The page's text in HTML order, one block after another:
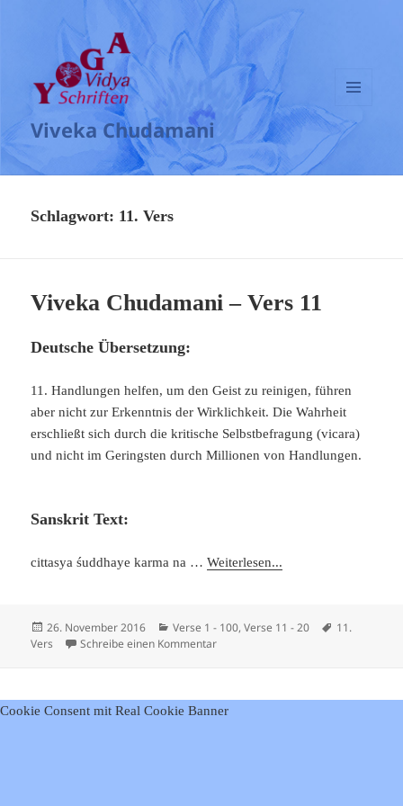
Viveka Chudamani
UND
WIDGETS
Schlagwort: 11. Vers
Viveka Chudamani – Vers 11
Deutsche Übersetzung:
11. Handlungen helfen, um den Geist zu reinigen, führen
aber nicht zur Erkenntnis der Wirklichkeit. Die Wahrheit
erschließt sich durch die kritische Selbstbefragung (vicara)
und nicht im Geringsten durch Millionen von Handlungen.
Sanskrit Text:
cittasya śuddhaye karma na …Weiterlesen...
Veröffentlicht
am
26. November 2016 Kategorien
Verse 1 - 100,Verse 11 - 20 Schlagwörter
11.
Vers
Schreibe einen Kommentarzu Viveka Chudamani – Vers 11
Cookie Consent mit Real Cookie Banner